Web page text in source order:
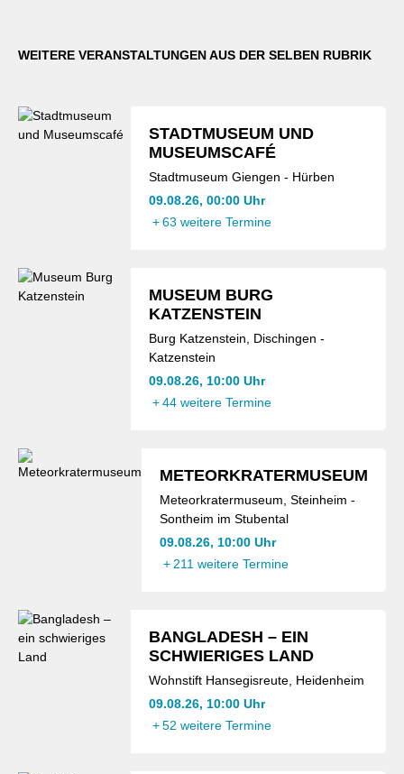
WEITERE VERANSTALTUNGEN AUS DER SELBEN RUBRIK
STADTMUSEUM UND
MUSEUMSCAFÉ
Stadtmuseum Giengen - Hürben
09.08.26, 00:00 Uhr
+ 63 weitere Termine
MUSEUM BURG
KATZENSTEIN
Burg Katzenstein, Dischingen -
Katzenstein
09.08.26, 10:00 Uhr
+ 44 weitere Termine
METEORKRATERMUSEUM
Meteorkratermuseum, Steinheim -
Sontheim im Stubental
09.08.26, 10:00 Uhr
+ 211 weitere Termine
BANGLADESH – EIN
SCHWIERIGES LAND
Wohnstift Hansegisreute, Heidenheim
09.08.26, 10:00 Uhr
+ 52 weitere Termine